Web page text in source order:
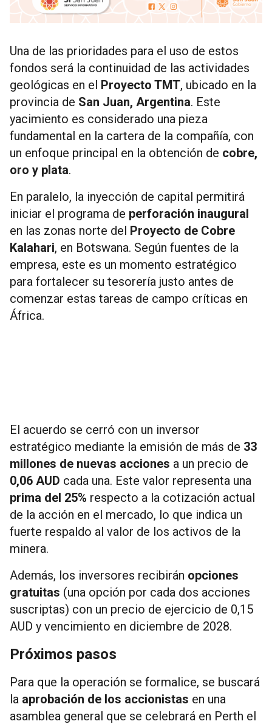
Una de las prioridades para el uso de estos
fondos será la continuidad de las actividades
geológicas en el Proyecto TMT, ubicado en la
provincia de San Juan, Argentina. Este
yacimiento es considerado una pieza
fundamental en la cartera de la compañía, con
un enfoque principal en la obtención de cobre,
oro y plata.
En paralelo, la inyección de capital permitirá
iniciar el programa de perforación inaugural
en las zonas norte del Proyecto de Cobre
Kalahari, en Botswana. Según fuentes de la
empresa, este es un momento estratégico
para fortalecer su tesorería justo antes de
comenzar estas tareas de campo críticas en
África.
El acuerdo se cerró con un inversor
estratégico mediante la emisión de más de 33
millones de nuevas acciones a un precio de
0,06 AUD cada una. Este valor representa una
prima del 25% respecto a la cotización actual
de la acción en el mercado, lo que indica un
fuerte respaldo al valor de los activos de la
minera.
Además, los inversores recibirán opciones
gratuitas (una opción por cada dos acciones
suscriptas) con un precio de ejercicio de 0,15
AUD y vencimiento en diciembre de 2028.
Próximos pasos
Para que la operación se formalice, se buscará
la aprobación de los accionistas en una
asamblea general que se celebrará en Perth el